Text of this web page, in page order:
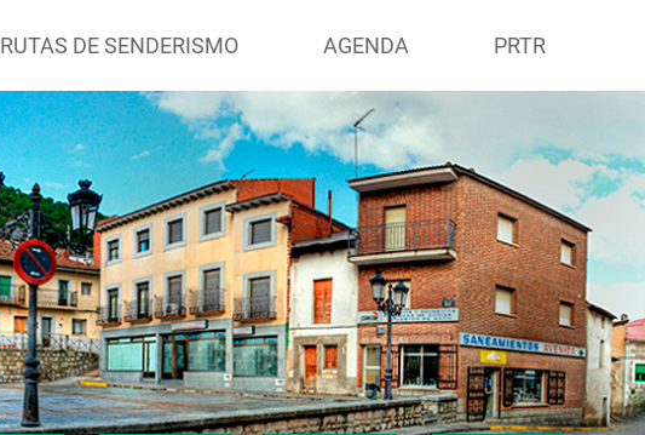
RUTAS DE SENDERISMO AGENDA PRTR